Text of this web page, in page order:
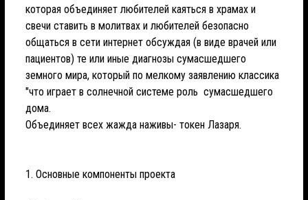
которая объединяет любителей каяться в храмах и
свечи ставить в молитвах и любителей безопасно
общаться в сети интернет обсуждая (в виде врачей или
пациентов) те или иные диагнозы сумасшедшего
земного мира, который по мелкому заявлению классика
"что играет в солнечной системе роль сумасшедшего
дома.
Объединяет всех жажда наживы- токен Лазаря.
1. Основные компоненты проекта